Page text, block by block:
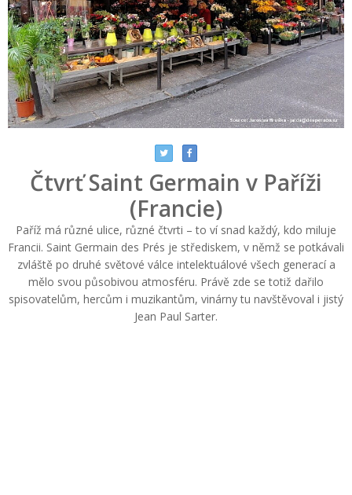
Čtvrť Saint Germain v Paříži
(Francie)
Paříž má různé ulice, různé čtvrti – to ví snad každý, kdo miluje
Francii. Saint Germain des Prés je střediskem, v němž se potkávali
zvláště po druhé světové válce intelektuálové všech generací a
mělo svou působivou atmosféru. Právě zde se totiž dařilo
spisovatelům, hercům i muzikantům, vinárny tu navštěvoval i jistý
Jean Paul Sarter.